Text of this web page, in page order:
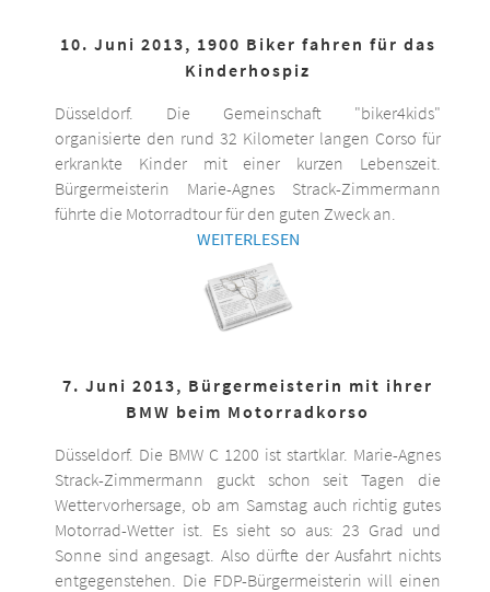
10. Juni 2013, 1900 Biker fahren für das
Kinderhospiz
Düsseldorf. Die Gemeinschaft "biker4kids"
organisierte den rund 32 Kilometer langen Corso für
erkrankte Kinder mit einer kurzen Lebenszeit.
Bürgermeisterin Marie-Agnes Strack-Zimmermann
führte die Motorradtour für den guten Zweck an.
WEITERLESEN
7. Juni 2013, Bürgermeisterin mit ihrer
BMW beim Motorradkorso
Düsseldorf. Die BMW C 1200 ist startklar. Marie-Agnes
Strack-Zimmermann guckt schon seit Tagen die
Wettervorhersage, ob am Samstag auch richtig gutes
Motorrad-Wetter ist. Es sieht so aus: 23 Grad und
Sonne sind angesagt. Also dürfte der Ausfahrt nichts
entgegenstehen. Die FDP-Bürgermeisterin will einen